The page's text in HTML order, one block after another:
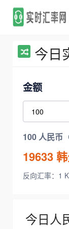
今日
金额
100 人民币
19633
反向汇率：1
今日人